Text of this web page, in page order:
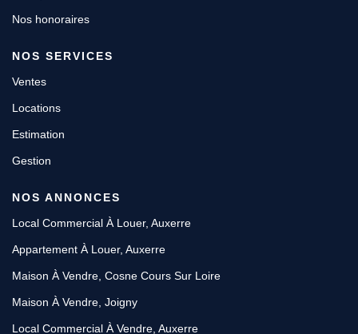
Nos honoraires
NOS SERVICES
Ventes
Locations
Estimation
Gestion
NOS ANNONCES
Local Commercial À Louer, Auxerre
Appartement À Louer, Auxerre
Maison À Vendre, Cosne Cours Sur Loire
Maison À Vendre, Joigny
Local Commercial À Vendre, Auxerre